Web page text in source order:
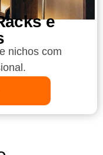
e
nichos com